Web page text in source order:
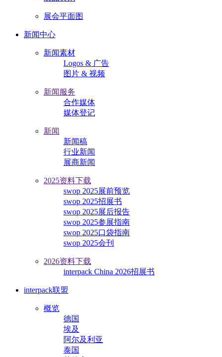
展会平面图
新闻中心
新闻素材
Logos & 广告
图片 & 视频
新闻服务
合作媒体
媒体登记
新闻
新闻稿
行业新闻
展商新闻
2025资料下载
swop 2025展前预览
swop 2025招展书
swop 2025展后报告
swop 2025参展指南
swop 2025口袋指南
swop 2025会刊
2026资料下载
interpack China 2026招展书
interpack联盟
概览
德国
埃及
阿尔及利亚
泰国